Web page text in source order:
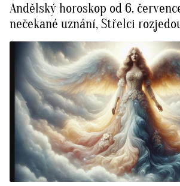
Andělský horoskop od 6.
nečekané uznání, Střelci